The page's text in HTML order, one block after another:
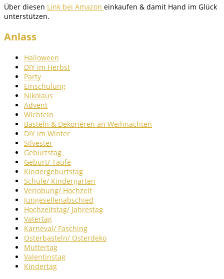
Über diesen Link bei Amazon einkaufen & damit Hand im Glück
unterstützen.
Anlass
Halloween
DIY im Herbst
Party
Einschulung
Nikolaus
Advent
Wichteln
Basteln & Dekorieren an Weihnachten
DIY im Winter
Silvester
Geburtstag
Geburt/ Taufe
Kindergeburtstag
Schule/ Kindergarten
Verlobung/ Hochzeit
Jungesellenabschied
Hochzeitstag/ Jahrestag
Vatertag
Karneval/ Fasching
Osterbasteln/ Osterdeko
Muttertag
Valentinstag
Kindertag